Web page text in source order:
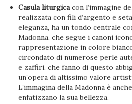
Casula liturgicacon l’immagine
realizzata con fili d’argento e
eleganza, ha un tondo centrale
Madonna, che segue i canoni
rappresentazione in colore
circondato di numerose perle
e zaffiri, che fanno di questo
un’opera di altissimo valore
L’immagina della Madonna è
enfatizzano la sua bellezza.